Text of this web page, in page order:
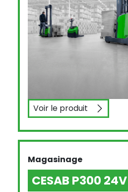
Voir le produitCESAB R300 48V
Magasinage
CESAB P300 24V